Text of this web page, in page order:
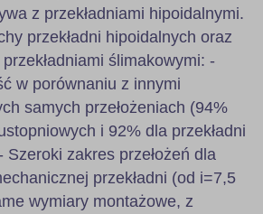
z przekładniami hipoidalnymi.
przekładni hipoidalnych oraz
ślimakowymi: -
w porównaniu z innymi
samych przełożeniach (94%
i 92% dla przekładni
zakres przełożeń dla
przekładni (od i=7,5
wymiary montażowe, z